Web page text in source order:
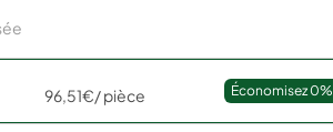
96,51€/ pièce Économisez 0%